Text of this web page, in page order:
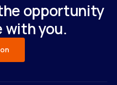
opportunity
with you.